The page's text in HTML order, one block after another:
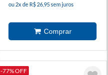
ou 2x de R$ 26,95 sem juros
-77% OFF